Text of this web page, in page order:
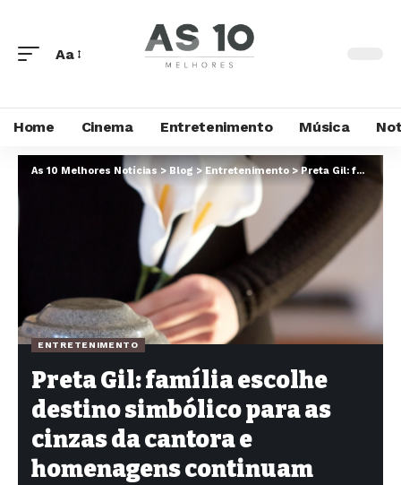
Aa
Home Cinema Entretenimento Música
As 10 Melhores Notícias>Blog>Entretenimento >Preta Gil: família escolhe destino simbólico para as cinzas da cantora e homenagens continuam
ENTRETENIMENTO
Preta Gil: família escolhe
destino simbólico para as
cinzas da cantora e
homenagens continuam